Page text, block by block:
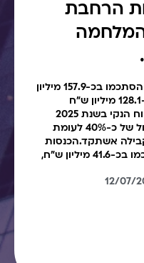
הרחבת
הכנסות המימון נטו בשנת 2025 הסתכמו בכ-157.9 מיליון
ש"ח, גידול של כ-23% לעומת כ-128.1 מיליון ש"ח
בתקופה המקבילה אשתקד.הרווח הנקי בשנת 2025
הסתכם בכ-71.9 מיליון ש"ח, גידול של כ-40% לעומת
אשתקד.הכנסות
ש"ח,
12/07/